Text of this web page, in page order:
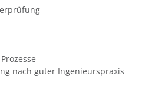
nach guter Ingenieurspraxis